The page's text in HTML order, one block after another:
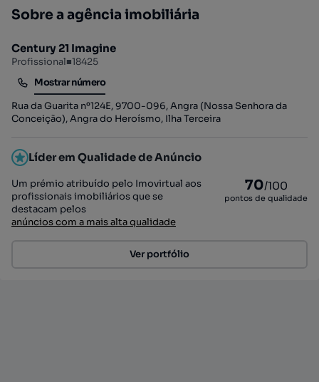
Sobre a agência imobiliária
Century 21 Imagine
Profissional■18425
Mostrar número
Mostrar número
Rua da Guarita nº124E, 9700-096, Angra (Nossa Senhora da
Conceição), Angra do Heroísmo, Ilha Terceira
Líder em Qualidade de Anúncio
Um prémio atribuído pelo Imovirtual aos
profissionais imobiliários que se
destacam pelos
anúncios com a mais alta qualidade
70/100
pontos de qualidade
Ver portfólio